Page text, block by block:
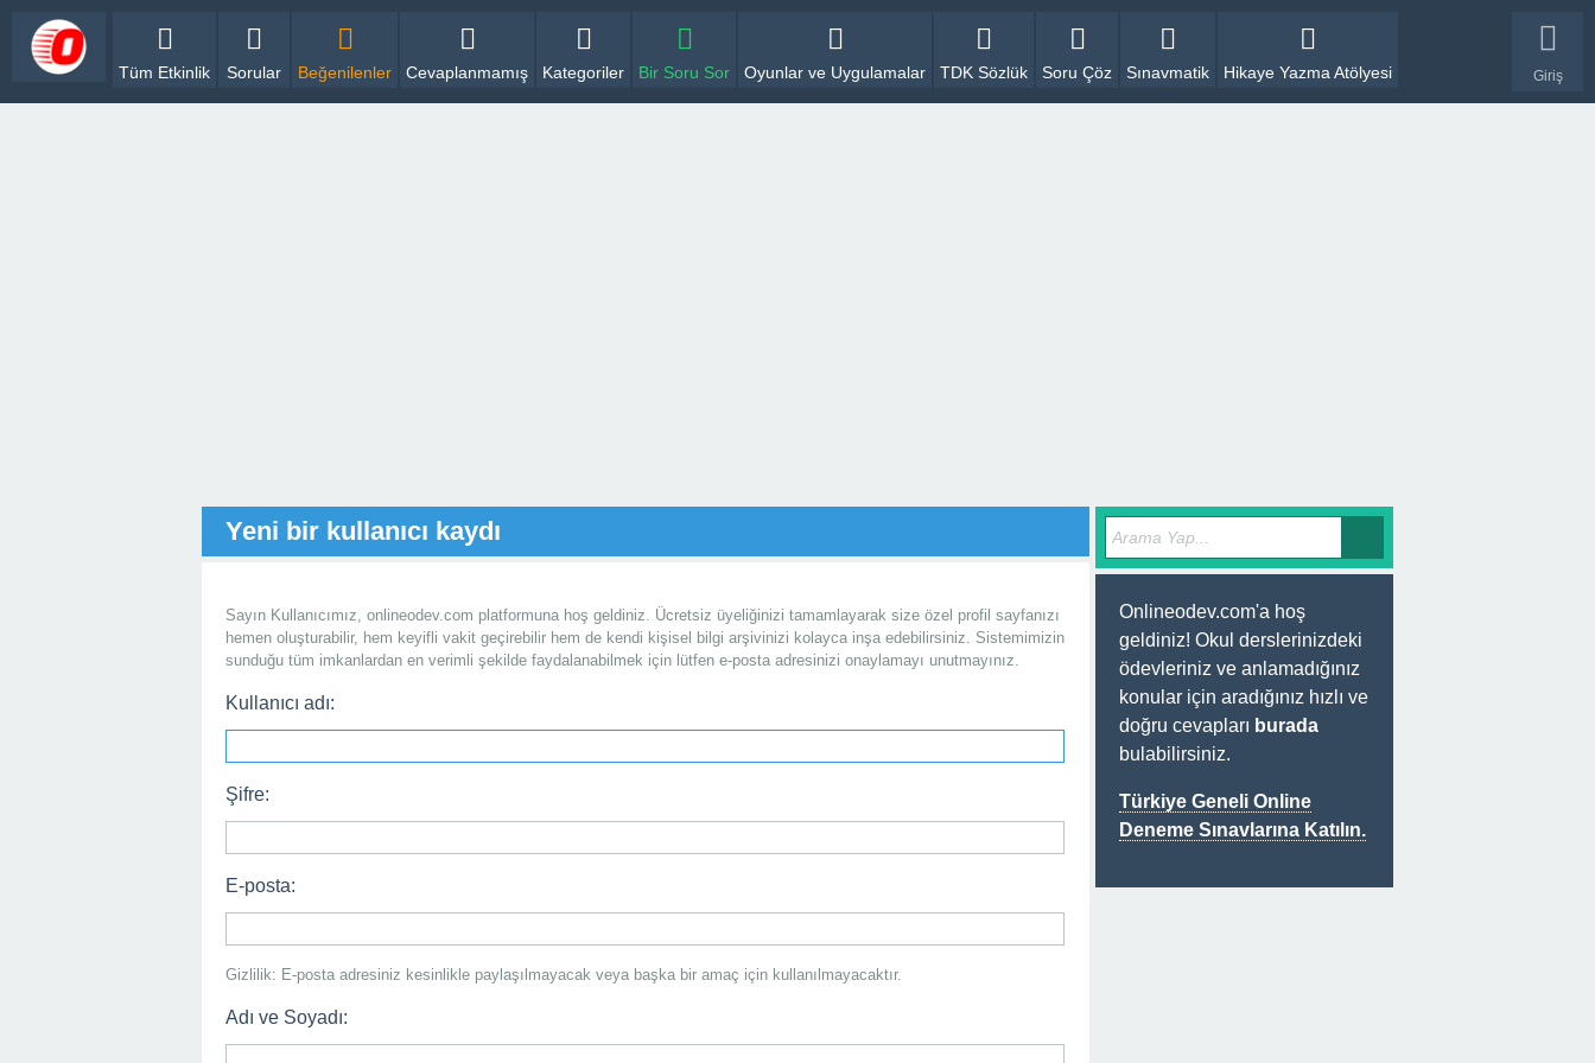
Giriş
Tüm Etkinlik Sorular Beğenilenler Cevaplanmamış Kategoriler Bir Soru Sor Oyunlar ve Uygulamalar TDK Sözlük Soru Çöz Sınavmatik Hikaye Yazma Atölyesi
Yeni bir kullanıcı kaydı
Sayın Kullanıcımız, onlineodev.com platformuna hoş geldiniz. Ücretsiz üyeliğinizi tamamlayarak size özel profil sayfanızı
hemen oluşturabilir, hem keyifli vakit geçirebilir hem de kendi kişisel bilgi arşivinizi kolayca inşa edebilirsiniz. Sistemimizin
sunduğu tüm imkanlardan en verimli şekilde faydalanabilmek için lütfen e-posta adresinizi onaylamayı unutmayınız.
Kullanıcı adı:
Şifre:
E-posta:
Gizlilik: E-posta adresiniz kesinlikle paylaşılmayacak veya başka bir amaç için kullanılmayacaktır.
Adı ve Soyadı:
Onlineodev.com'a hoş
geldiniz! Okul derslerinizdeki
ödevleriniz ve anlamadığınız
konular için aradığınız hızlı ve
doğru cevapları burada
bulabilirsiniz.
Türkiye Geneli Online
Deneme Sınavlarına Katılın.